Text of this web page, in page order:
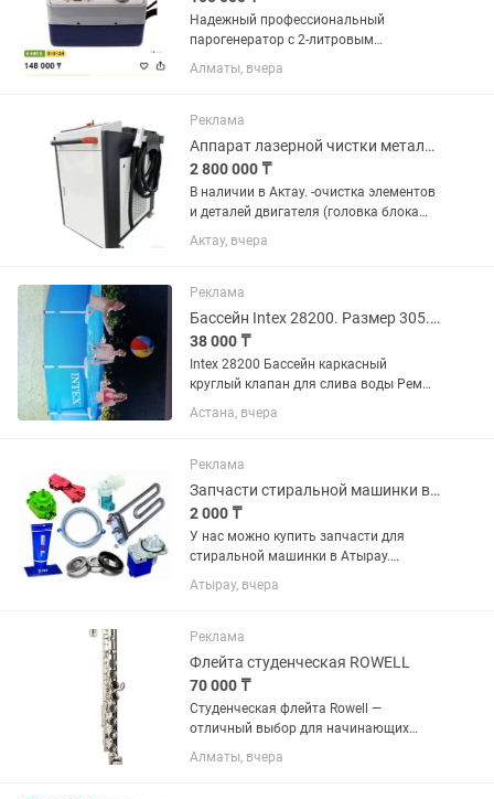
Надежный профессиональный
парогенератор с 2-литровым
бойлером, обеспечивающий мощную
подачу сухого пара (2.5 бар) и
ручкой. Он отлично подходит для
домашнего...
Алматы, вчера
Реклама
Аппарат лазерной чистки металла от ржавчины, нагара и т.п. 2000 ватт
2 800 000 ₸
В наличии в Актау. -очистка элементов
и деталей двигателя (головка блока
цилиндров, колодцы, поршни, клапаны)
от ржавчины, нагара, копоти, масла;-
зданий после...
Актау, вчера
Реклама
Бассейн Intex 28200. Размер 305. 305 . 76
38 000 ₸
Intex 28200 Бассейн каркасный
круглый клапан для слива воды Рем
комплект руководство по
эксплуатации размер 30530576
Астана, вчера
Реклама
Запчасти стиральной машинки в Атырау
2 000 ₸
У нас можно купить запчасти для
стиральной машинки в Атырау.
Азаттык 123. С 14:00 до 18:00. Тэн
стиральной машинки. Насос / помпа /
КЭН / электромагнитный...
Атырау, вчера
Реклама
Флейта студенческая ROWELL
70 000 ₸
Студенческая флейта Rowell —
отличный выбор для начинающих
музыкантов, сочетающий в себе
надежность, удобство и приятный звук.
Алматы, вчера